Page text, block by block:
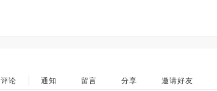
评论 通知 留言 分享 邀请好友